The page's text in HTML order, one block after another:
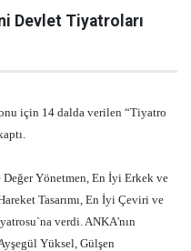
Devlet Tiyatroları
için 14 dalda verilen “Tiyatro
Yönetmen, En İyi Erkek ve
Tasarımı, En İyi Çeviri ve
verdi. ANKA'nın
Yüksel, Gülşen